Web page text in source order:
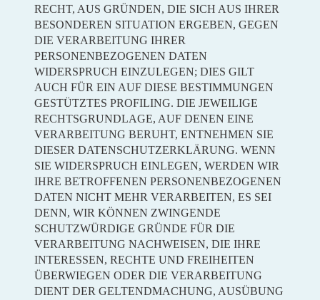
RECHT, AUS GRÜNDEN, DIE SICH AUS IHRER
BESONDEREN SITUATION ERGEBEN, GEGEN
DIE VERARBEITUNG IHRER
PERSONENBEZOGENEN DATEN
WIDERSPRUCH EINZULEGEN; DIES GILT
AUCH FÜR EIN AUF DIESE BESTIMMUNGEN
GESTÜTZTES PROFILING. DIE JEWEILIGE
RECHTSGRUNDLAGE, AUF DENEN EINE
VERARBEITUNG BERUHT, ENTNEHMEN SIE
DIESER DATENSCHUTZERKLÄRUNG. WENN
SIE WIDERSPRUCH EINLEGEN, WERDEN WIR
IHRE BETROFFENEN PERSONENBEZOGENEN
DATEN NICHT MEHR VERARBEITEN, ES SEI
DENN, WIR KÖNNEN ZWINGENDE
SCHUTZWÜRDIGE GRÜNDE FÜR DIE
VERARBEITUNG NACHWEISEN, DIE IHRE
INTERESSEN, RECHTE UND FREIHEITEN
ÜBERWIEGEN ODER DIE VERARBEITUNG
DIENT DER GELTENDMACHUNG, AUSÜBUNG